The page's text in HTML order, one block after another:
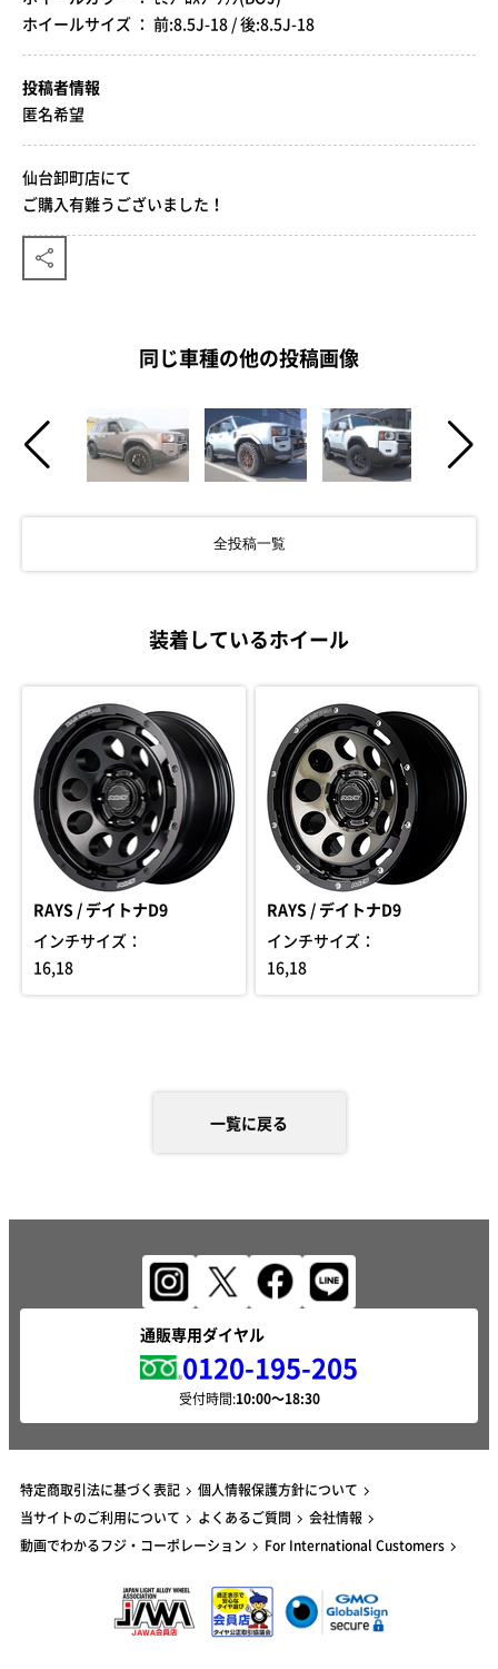
ホイールサイズ ： 前:8.5J-18 / 後:8.5J-18
投稿者情報
匿名希望
仙台卸町店にて
ご購入有難うございました！
同じ車種の他の投稿画像
全投稿一覧
装着しているホイール
RAYS / デイトナD9
インチサイズ：
16,18
RAYS / デイトナD9
インチサイズ：
16,18
一覧に戻る
通販専用ダイヤル
0120-195-205
受付時間:
特定商取引法に基づく表記
個人情報保護方針について
当サイトのご利用について
よくあるご質問
会社情報
動画でわかるフジ・コーポレーション
For International Customers